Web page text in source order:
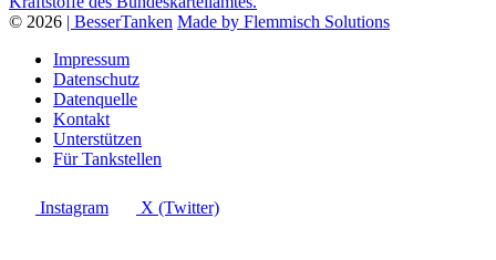
© 2026 | BesserTanken Made by Flemmisch Solutions
Impressum
Datenschutz
Datenquelle
Kontakt
Unterstützen
Für Tankstellen
Instagram X (Twitter)